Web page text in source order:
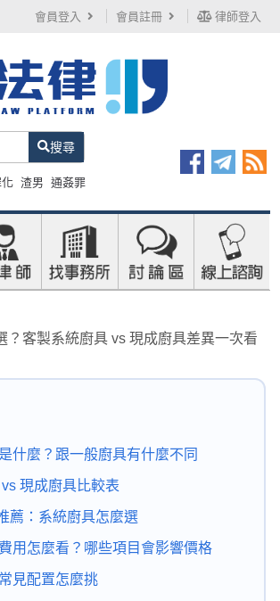
會員登入 會員註冊 律師登入
搜尋
渣男 通姦罪
？客製系統廚具 vs 現成廚具差異一次看
什麼？跟一般廚具有什麼不同
現成廚具比較表
薦：系統廚具怎麼選
用怎麼看？哪些項目會影響價格
見配置怎麼挑